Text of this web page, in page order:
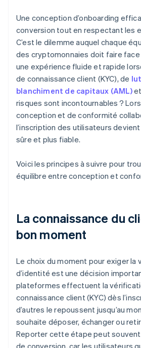
Une conception d’onboarding
conversion tout en respectant les
C’est le dilemme auquel chaque
des cryptomonnaies doit faire
une expérience fluide et rapide
de connaissance client (KYC), de
blanchiment de capitaux (AML)et
risques sont incontournables ?
conception et de conformité
l’inscription des utilisateurs
sûre et plus fiable.
Voici les principes à suivre pour
équilibre entre conception et
La connaissance du
bon moment
Le choix du moment pour exiger la
d’identité est une décision
plateformes effectuent la
connaissance client (KYC) dès
d’autres le repoussent jusqu’au
souhaite déposer, échanger ou
Reporter cette étape peut